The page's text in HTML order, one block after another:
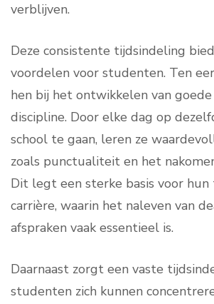
verblijven.
Deze consistente tijdsindeling
voordelen voor studenten. Ten
hen bij het ontwikkelen van
discipline. Door elke dag op
school te gaan, leren ze
zoals punctualiteit en het
Dit legt een sterke basis voor
carrière, waarin het naleven van
afspraken vaak essentieel is.
Daarnaast zorgt een vaste
studenten zich kunnen